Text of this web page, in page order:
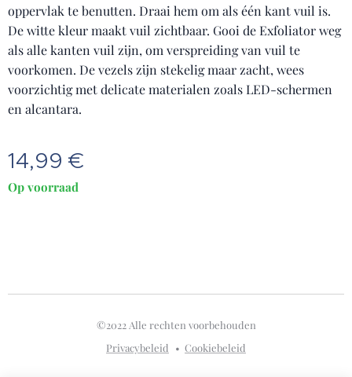
oppervlak te benutten. Draai hem om als één kant vuil is.
De witte kleur maakt vuil zichtbaar. Gooi de Exfoliator weg
als alle kanten vuil zijn, om verspreiding van vuil te
voorkomen. De vezels zijn stekelig maar zacht, wees
voorzichtig met delicate materialen zoals LED-schermen
en alcantara.
14,99 €
Op voorraad
©2022 Alle rechten voorbehouden
Privacybeleid
Cookiebeleid